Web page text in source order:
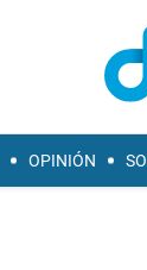
OPINIÓN